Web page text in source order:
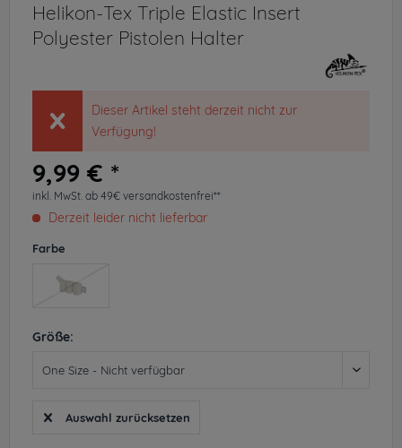
Helikon-Tex Triple Elastic Insert
Polyester Pistolen Halter
Dieser Artikel steht derzeit nicht zur
Verfügung!
9,99 € *
inkl. MwSt. ab 49€ versandkostenfrei**
Derzeit leider nicht lieferbar
Farbe
Größe:
Auswahl zurücksetzen